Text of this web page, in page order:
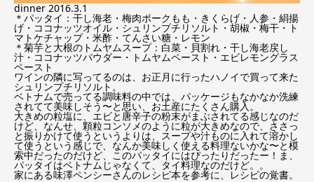
dinner 2016.3.1
＊パッタイ：干し海老・梅肉ポークもも・きくらげ・人参・絹揚
げ・ココナッツオイル・シュリンプチリソルト・胡椒・梅干・ト
マトケチャップ・米酢・てんさい糖・レモン
＊菊芋と大根のトムヤムスープ：白菜・貝割れ・干し海老戻し
汁・ココナッツパウダー・トムヤムペースト・エビレモングラス
ペースト
ワインの隣に写ってるのは、お正月に行ったハノイで買って来た
シュリンプチリソルト。
ベトナムで売ってる調味料の中では、パッケージもなかなか洗練
されてて美味しそう〜と思い、お土産にたくさん購入。
大きめの粒塩に、エビと唐辛子の粉末がまぶされてる感じなのだ
けど、なんせ、顆粒コンソメのように粒が大きめなので、ささっ
と振りかけて使うというよりは、スープや汁ものに入れて溶かし
て使うという感じで、なんか美味しく使える料理ないかな〜と模
索中だったのだけど、このパッタイにはぴったりだったー！ま、
パッタイはベトナムじゃなくて、タイ料理なのだけど。。
家にある味澤ペンシーさんのレシピ本を参考に、レシピの覚書。